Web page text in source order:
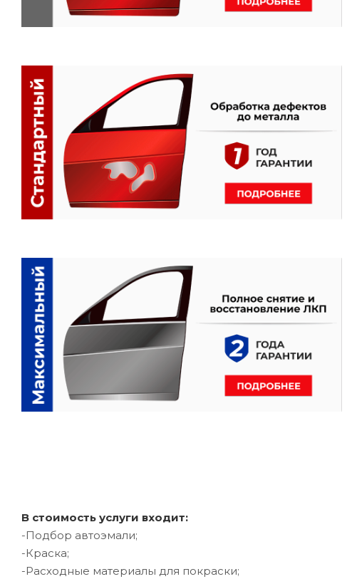
В стоимость услуги входит:
-Подбор автоэмали;
-Краска;
-Расходные материалы для покраски;